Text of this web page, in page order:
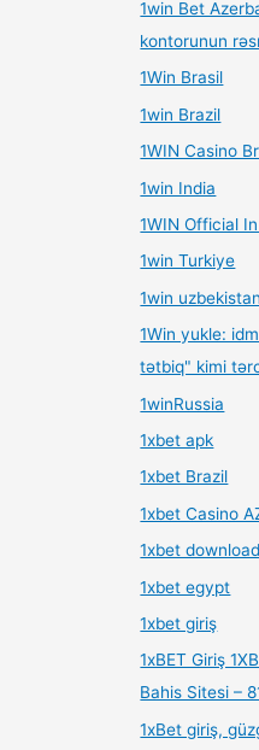
1win Bet
kontorunun
1Win Brasil
1win Brazil
1WIN Casino
1win India
1WIN Official
1win Turkiye
1win uzbekistan
1Win yukle:
tətbiq" kimi
1winRussia
1xbet apk
1xbet Brazil
1xbet Casino
1xbet download
1xbet egypt
1xbet giriş
1xBET Giriş
Bahis Sitesi –
1xBet giriş,